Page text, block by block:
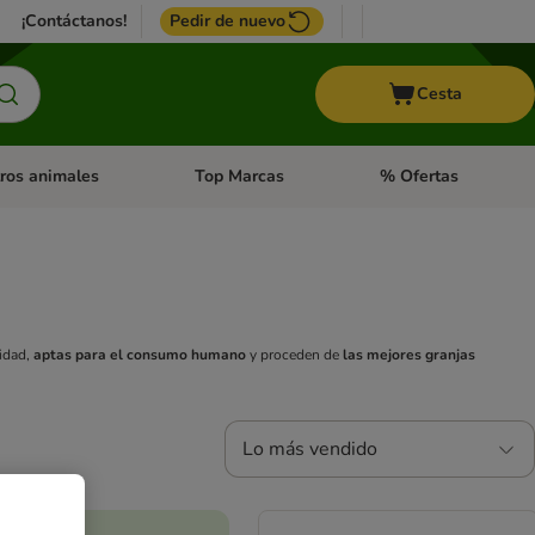
¡Contáctanos! Pedir de nuevo
Cesta
Roedores y +
de categoria abierto: Pájaros
animales Menú de categoria abierto: Otros animales
Top Marcas Menú de categoria
% Ofertas
aptas para el consumo humanoy proceden de las mejores granjas
Lo más vendido